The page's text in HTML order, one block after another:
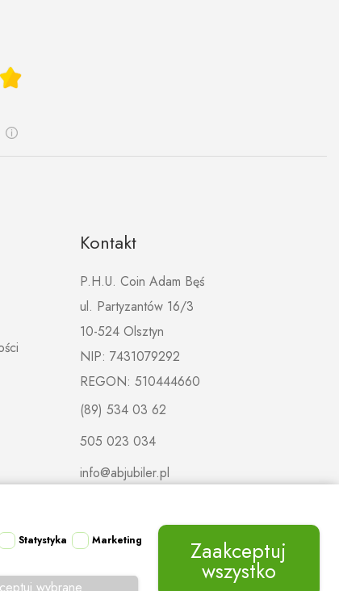
Kontakt
P.H.U. Coin Adam Bęś
ul. Partyzantów 16/3
10-524 Olsztyn
NIP: 7431079292
REGON: 510444660
(89) 534 03 62
505 023 034
info@abjubiler.pl
Statystyka Marketing Zaakceptuj
wszystko